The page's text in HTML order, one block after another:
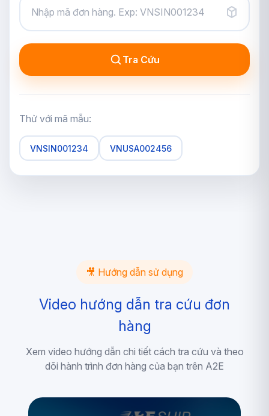
Tra Cứu
Thử với mã mẫu:
VNSIN001234 VNUSA002456
🎥 Hướng dẫn sử dụng
Video hướng dẫn tra cứu đơn
hàng
Xem video hướng dẫn chi tiết cách tra cứu và theo
dõi hành trình đơn hàng của bạn trên A2E